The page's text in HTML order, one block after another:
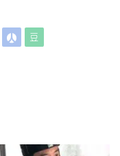
 